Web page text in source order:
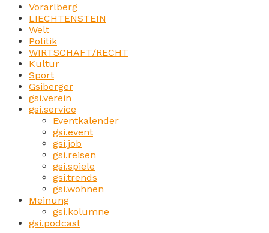
Vorarlberg
LIECHTENSTEIN
Welt
Politik
WIRTSCHAFT/RECHT
Kultur
Sport
Gsiberger
gsi.verein
gsi.service
Eventkalender
gsi.event
gsi.job
gsi.reisen
gsi.spiele
gsi.trends
gsi.wohnen
Meinung
gsi.kolumne
gsi.podcast